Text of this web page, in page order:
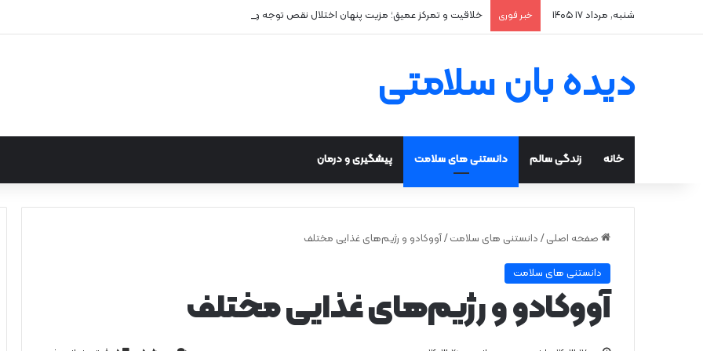
شنبه, مرداد ۱۷ ۱۴۰۵ خبر فوری خلاقیت و تمرکز عمیق؛ مزیت پنهان اختلال نقص توجه و بیش‌فعالی
دیده بان سلامتی
خانه زندگی سالم دانستنی های سلامت پیشگیری و درمان
صفحه اصلی / دانستنی های سلامت /آووکادو و رژیم‌های غذایی مختلف
دانستنی های سلامت
آووکادو و رژیم‌های غذایی مختلف